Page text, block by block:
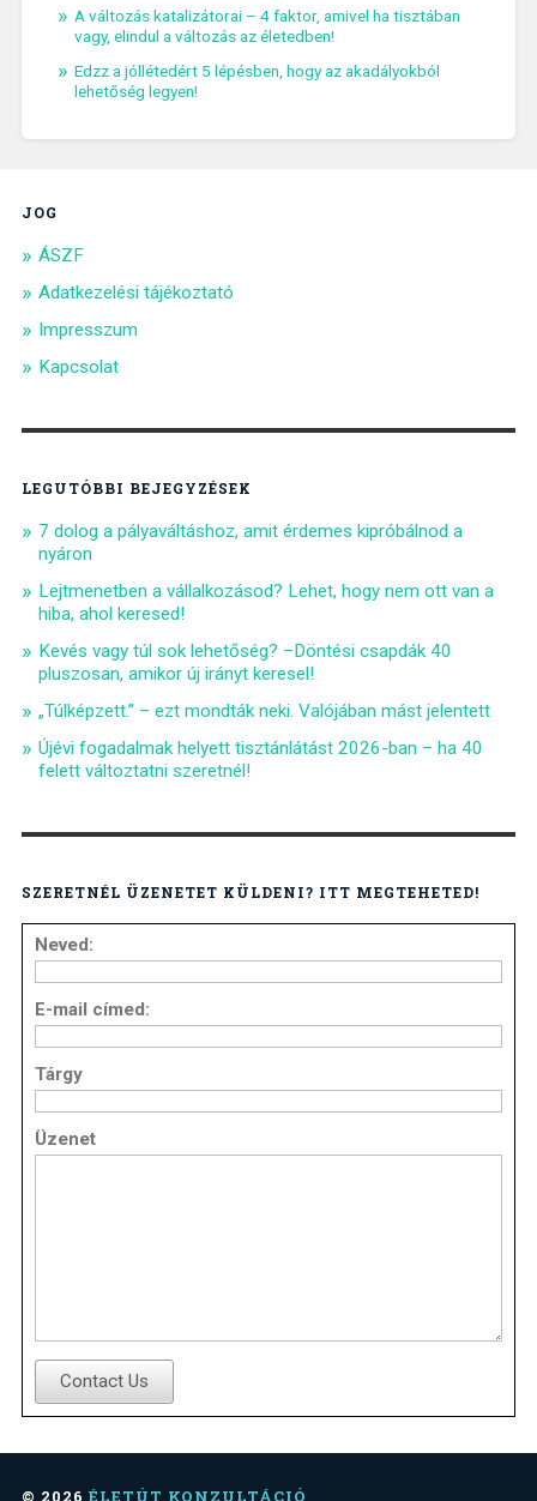
A változás katalizátorai – 4 faktor, amivel ha tisztában
vagy, elindul a változás az életedben!
Edzz a jóllétedért 5 lépésben, hogy az akadályokból
lehetőség legyen!
JOG
ÁSZF
Adatkezelési tájékoztató
Impresszum
Kapcsolat
LEGUTÓBBI BEJEGYZÉSEK
7 dolog a pályaváltáshoz, amit érdemes kipróbálnod a
nyáron
Lejtmenetben a vállalkozásod? Lehet, hogy nem ott van a
hiba, ahol keresed!
Kevés vagy túl sok lehetőség? –Döntési csapdák 40
pluszosan, amikor új irányt keresel!
„Túlképzett.” – ezt mondták neki. Valójában mást jelentett
Újévi fogadalmak helyett tisztánlátást 2026-ban – ha 40
felett változtatni szeretnél!
SZERETNÉL ÜZENETET KÜLDENI? ITT MEGTEHETED!
Neved:
E-mail címed:
Tárgy
Üzenet
Contact Us
© 2026 ÉLETÚT KONZULTÁCIÓ